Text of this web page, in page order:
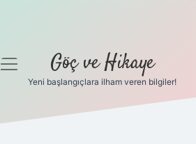
menüyü
Göç ve Hikaye
Yeni başlangıçlara ilham veren bilgiler!